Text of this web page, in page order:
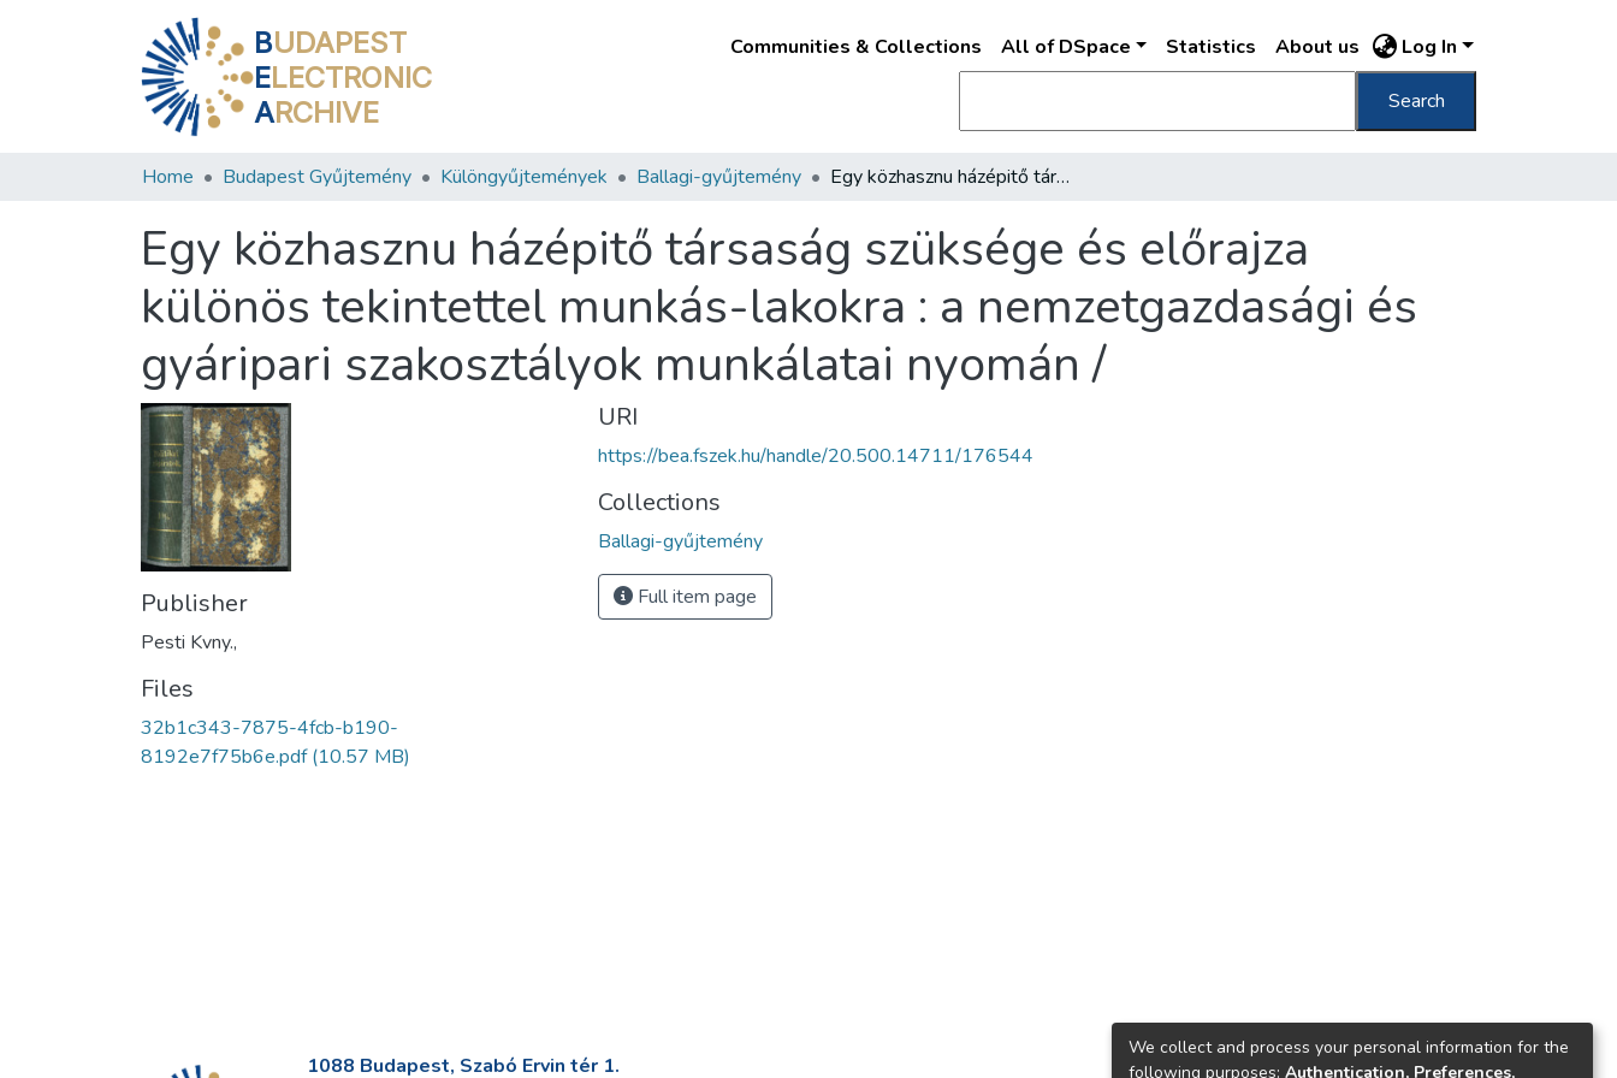
BUDAPEST
ELECTRONIC
ARCHIVE
Communities & Collections All of DSpace Statistics About us Log In
Search
Home Budapest Gyűjtemény Különgyűjtemények Ballagi-gyűjtemény Egy közhasznu házépitő társaság szüksége és előrajza különös tekintettel munkás-lakokra : a nemzetgazdasági és gyáripari szakosztályok munkálatai nyomán /
Egy közhasznu házépitő társaság szüksége és előrajza
különös tekintettel munkás-lakokra : a nemzetgazdasági és
gyáripari szakosztályok munkálatai nyomán /
Publisher
Pesti Kvny.,
Files
32b1c343-7875-4fcb-b190-
8192e7f75b6e.pdf(10.57 MB)
URI
https://bea.fszek.hu/handle/20.500.14711/176544
Collections
Ballagi-gyűjtemény
Full item page
1088 Budapest, Szabó Ervin tér 1.
We collect and process your personal information for the
following purposes: Authentication, Preferences,